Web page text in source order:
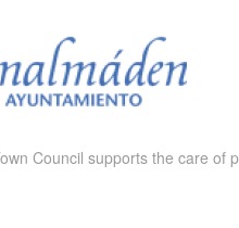
Council supports the care of